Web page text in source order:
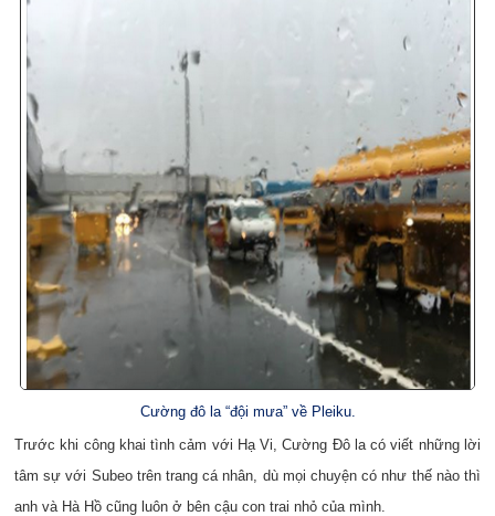
Cường đô la “đội mưa” về Pleiku.
Trước khi công khai tình cảm với Hạ Vi, Cường Đô la có viết những lời
tâm sự với Subeo trên trang cá nhân, dù mọi chuyện có như thế nào thì
anh và Hà Hồ cũng luôn ở bên cậu con trai nhỏ của mình.